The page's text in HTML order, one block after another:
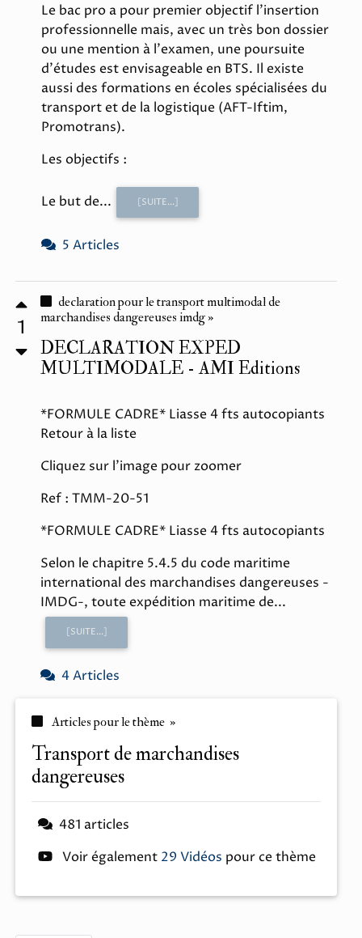
Le bac pro a pour premier objectif l'insertion
professionnelle mais, avec un très bon dossier
ou une mention à l'examen, une poursuite
d'études est envisageable en BTS. Il existe
aussi des formations en écoles spécialisées du
transport et de la logistique (AFT-Iftim,
Promotrans).
Les objectifs :
Le but de... [SUITE...]
5 Articles
1
declaration pour le transport multimodal de
marchandises dangereuses imdg »
DECLARATION EXPED
MULTIMODALE - AMI Editions
*FORMULE CADRE* Liasse 4 fts autocopiants
Retour à la liste
Cliquez sur l'image pour zoomer
Ref : TMM-20-51
*FORMULE CADRE* Liasse 4 fts autocopiants
Selon le chapitre 5.4.5 du code maritime
international des marchandises dangereuses -
IMDG-, toute expédition maritime de...
[SUITE...]
4 Articles
Articles pour le thème »
transport de marchandises
dangereuses
481 articles
Voir également 29 Vidéos pour ce thème